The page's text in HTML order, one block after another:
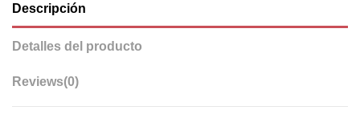
Descripción
Detalles del producto
Reviews(0)